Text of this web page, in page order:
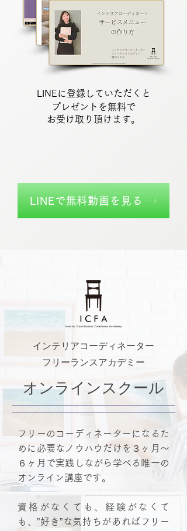
LINEに登録していただくと
​プレゼントを無料で
お受け取り頂けます。
LINEで無料動画を見る
インテリアコーディネーター
フリーランスアカデミー
オンラインスクール
フリーのコーディネーターになるた
めに必要なノウハウだけを３ヶ月〜
６ヶ月で実践しながら学べる唯一の
オンライン講座です。
資格がなくても、経験がなくて
も、”好き”な気持ちがあればフリー